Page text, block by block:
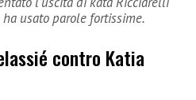
usato parole fortissime.
contro Katia